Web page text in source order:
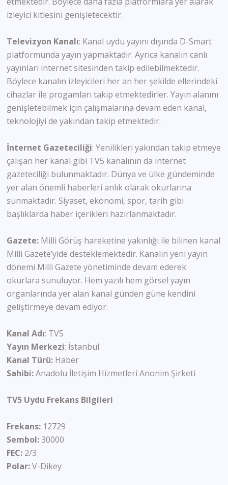
izleyici kitlesini genişletecektir.
Televizyon Kanalı: Kanal uydu yayını dışında D-Smart
platformunda yayın yapmaktadır. Ayrıca kanalın canlı
yayınları internet sitesinden takip edilebilmektedir.
Böylece kanalın izleyicileri her an her şekilde ellerindeki
cihazlar ile progamları takip etmektedirler. Yayın alanını
genişletebilmek için çalışmalarına devam eden kanal,
teknolojiyi de yakından takip etmektedir.
İnternet Gazeteciliği: Yenilikleri yakından takip etmeye
çalışan her kanal gibi TV5 kanalının da internet
gazeteciliği bulunmaktadır. Dünya ve ülke gündeminde
yer alan önemli haberleri anlık olarak okurlarına
sunmaktadır. Siyaset, ekonomi, spor, tarih gibi
başlıklarda haber içerikleri hazırlanmaktadır.
Gazete: Milli Görüş hareketine yakınlığı ile bilinen kanal
Milli Gazete’yide desteklemektedir. Kanalın yeni yayın
dönemi Milli Gazete yönetiminde devam ederek
okurlara sunuluyor. Hem yazılı hem görsel yayın
organlarında yer alan kanal günden güne kendini
geliştirmeye devam ediyor.
Kanal Adı: TV5
Yayın Merkezi: İstanbul
Kanal Türü: Haber
Sahibi:Anadolu İletişim Hizmetleri Anonim Şirketi
TV5 Uydu Frekans Bilgileri
Frekans: 12729
Sembol:30000
FEC: 2/3
Polar:V-Dikey